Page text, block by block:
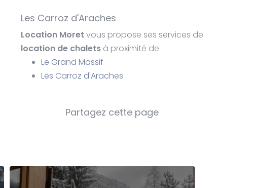
Les Carroz d'Araches
Location Moret vous propose ses services de
location de chalets à proximité de :
Le Grand Massif
Les Carroz d'Araches